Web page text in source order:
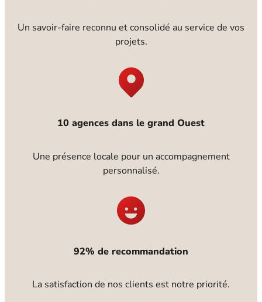
Un savoir-faire reconnu et consolidé au service de vos
projets.
10 agences dans le grand Ouest
Une présence locale pour un accompagnement
personnalisé.
92% de recommandation
La satisfaction de nos clients est notre priorité.